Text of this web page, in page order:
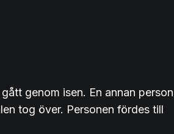
genom isen. En annan person
tog över. Personen fördes till